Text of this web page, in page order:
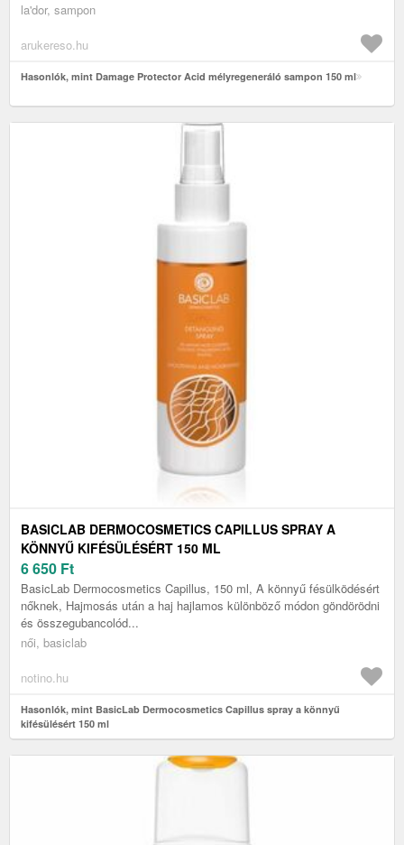
la'dor, sampon
arukereso.hu
Hasonlók, mint Damage Protector Acid mélyregeneráló sampon 150 ml
BASICLAB DERMOCOSMETICS CAPILLUS SPRAY A
KÖNNYŰ KIFÉSÜLÉSÉRT 150 ML
6 650 Ft
BasicLab Dermocosmetics Capillus, 150 ml, A könnyű fésülködésért
nőknek, Hajmosás után a haj hajlamos különböző módon göndörödni
és összegubancolód...
női, basiclab
notino.hu
Hasonlók, mint BasicLab Dermocosmetics Capillus spray a könnyű
kifésülésért 150 ml